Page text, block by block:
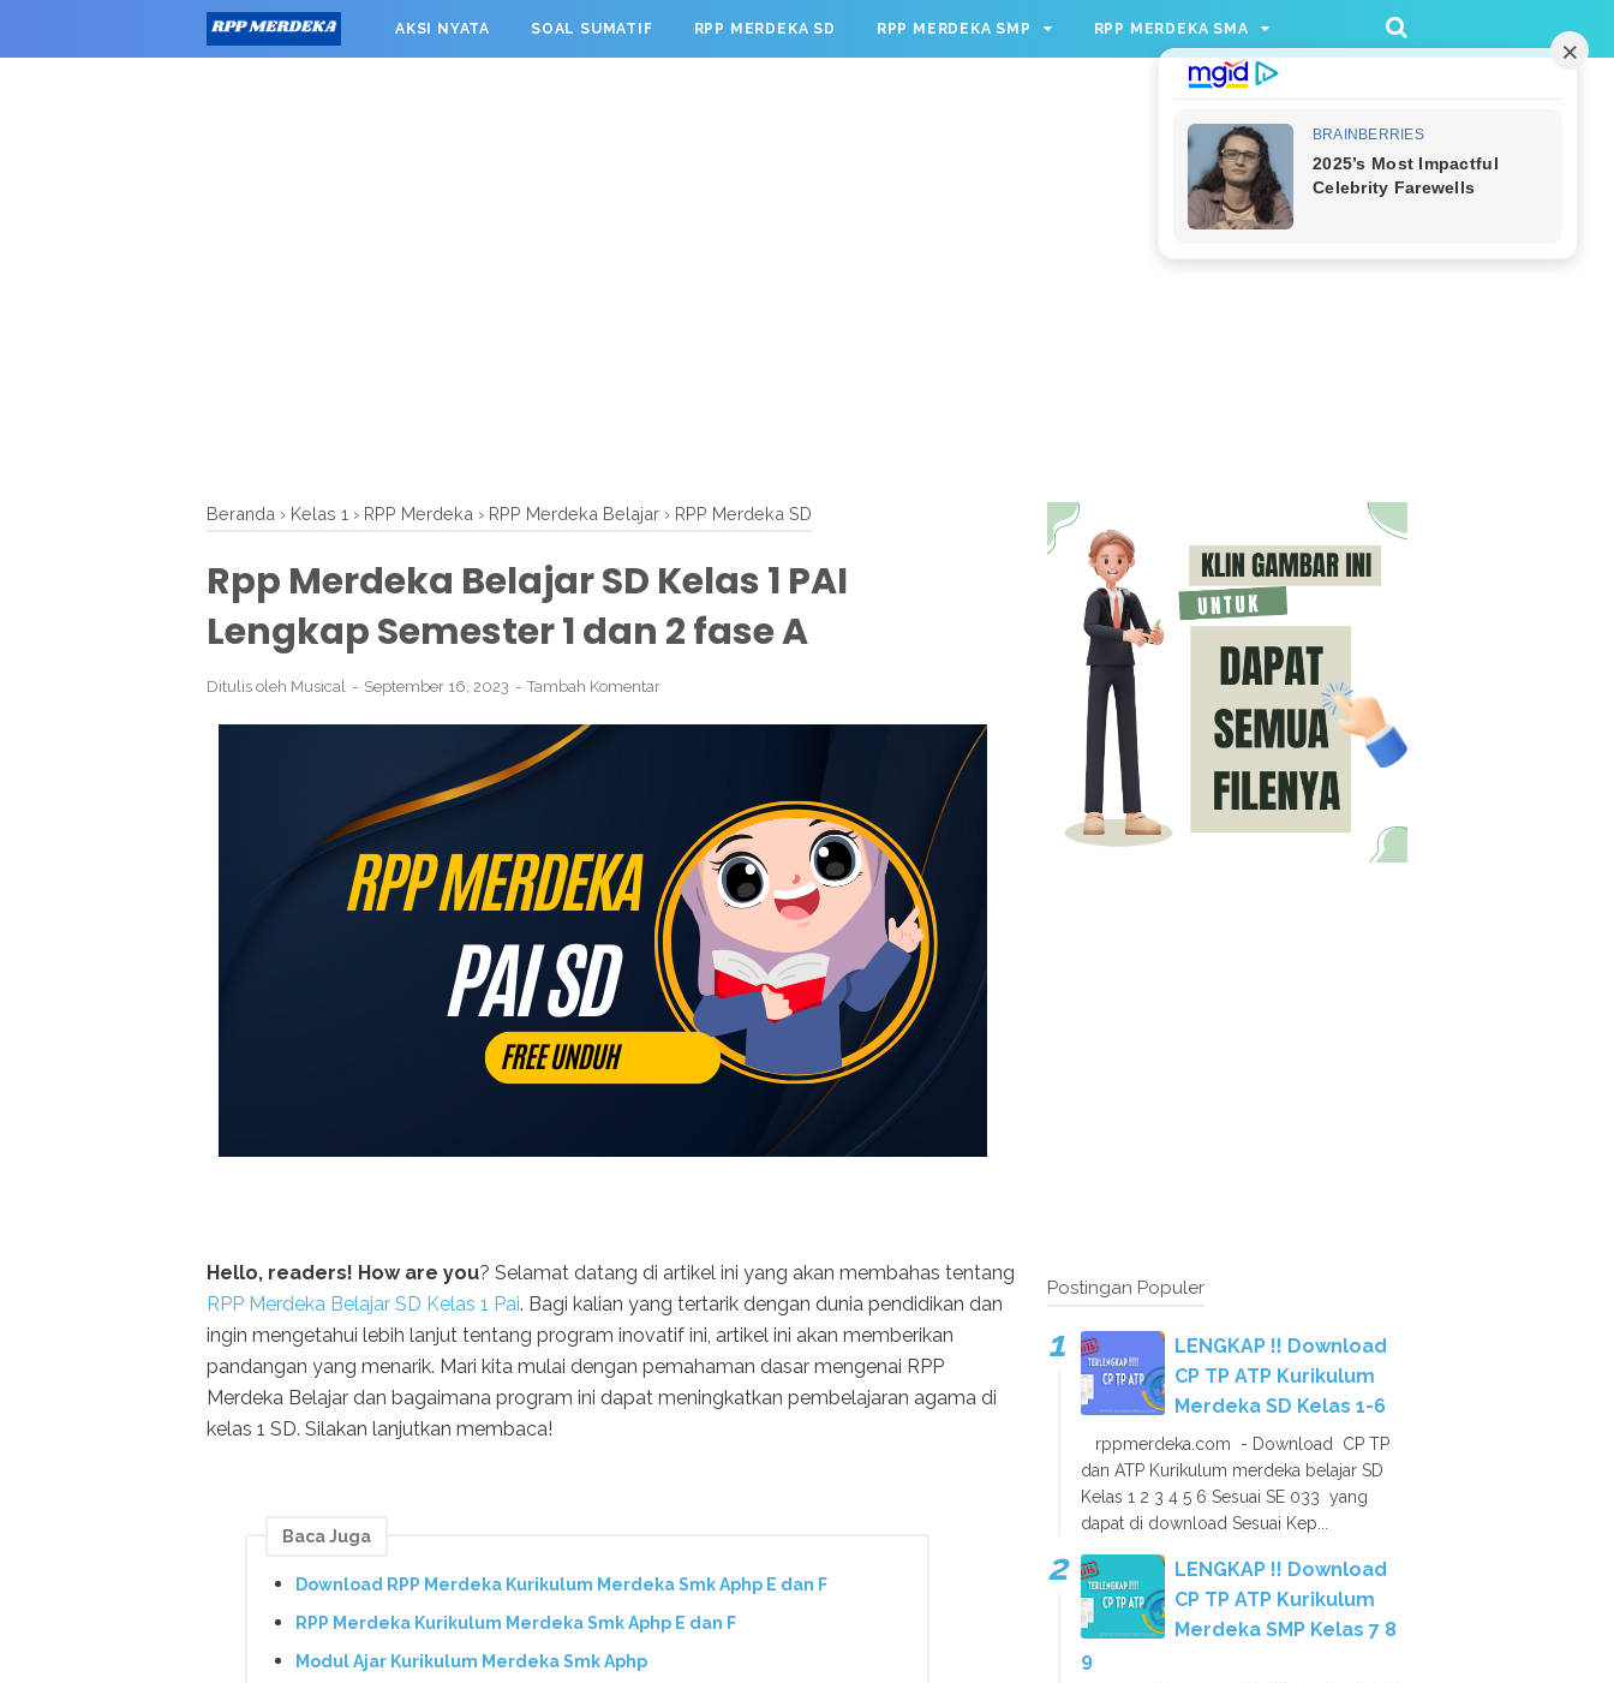
window.googletag = window.googletag || {cmd: []}; googletag.cmd.push(function() { googletag.defineSlot('/23209888932/rppmer', [336, 280], 'div-gpt-ad-1733174991559-
0').addService(googletag.pubads()); googletag.pubads().enableSingleRequest(); googletag.enableServices(); });
AKSI NYATA SOAL SUMATIF RPP MERDEKA SD RPP MERDEKA SMP RPP MERDEKA SMA
Beranda › Kelas 1 › RPP Merdeka › RPP Merdeka Belajar › RPP Merdeka SD
Rpp Merdeka Belajar SD Kelas 1 PAI
Lengkap Semester 1 dan 2 fase A
Ditulis oleh Musical September 16, 2023 Tambah Komentar
Hello, readers! How are you? Selamat datang di artikel ini yang akan membahas tentang
RPP Merdeka Belajar SD Kelas 1 Pai. Bagi kalian yang tertarik dengan dunia pendidikan dan
ingin mengetahui lebih lanjut tentang program inovatif ini, artikel ini akan memberikan
pandangan yang menarik. Mari kita mulai dengan pemahaman dasar mengenai RPP
Merdeka Belajar dan bagaimana program ini dapat meningkatkan pembelajaran agama di
kelas 1 SD. Silakan lanjutkan membaca!
Baca Juga
Download RPP Merdeka Kurikulum Merdeka Smk Aphp E dan F
RPP Merdeka Kurikulum Merdeka Smk Aphp E dan F
Modul Ajar Kurikulum Merdeka Smk Aphp
Postingan Populer
LENGKAP !! Download
CP TP ATP Kurikulum
Merdeka SD Kelas 1-6
rppmerdeka.com - Download CP TP
dan ATP Kurikulum merdeka belajar SD
Kelas 1 2 3 4 5 6 Sesuai SE 033 yang
dapat di download Sesuai Kep...
LENGKAP !! Download
CP TP ATP Kurikulum
Merdeka SMP Kelas 7 8
9